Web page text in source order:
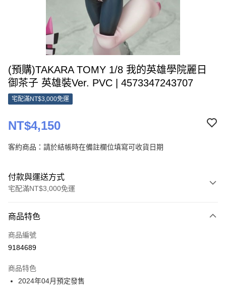
(預購)TAKARA TOMY 1/8 我的英雄學院麗日
御茶子 英雄裝Ver. PVC | 4573347243707
宅配滿NT$3,000免運
NT$4,150
客約商品：請於結帳時在備註欄位填寫可收貨日期
付款與運送方式
宅配滿NT$3,000免運
信用卡一次付款
Apple Pay
全盈+PAY
商品特色
商品編號
9184689
商品特色
2024年04月預定發售